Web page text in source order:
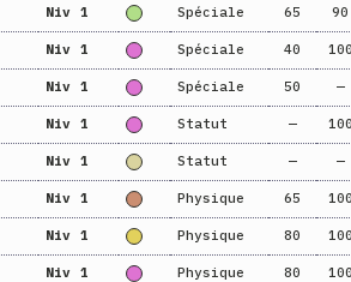
Niv 1 Spéciale 65 90
Niv 1 Spéciale 40
Niv 1 Spéciale 50 —
Niv 1 Statut —
Niv 1 Statut — —
Niv 1 Physique 65
Niv 1 Physique 80
Niv 1 Physique 80